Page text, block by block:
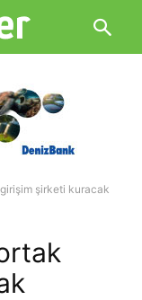
şirketi kuracak